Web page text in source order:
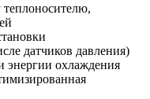
теплоносителю,
датчиков давления)
энергии охлаждения